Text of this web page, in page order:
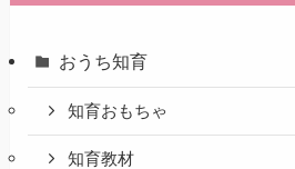
おうち知育
知育おもちゃ
知育教材